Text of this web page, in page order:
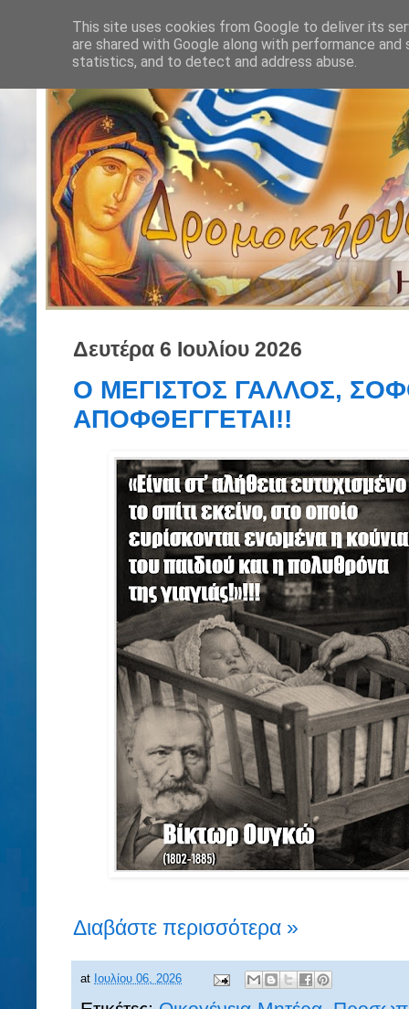
Δευτέρα 6 Ιουλίου 2026
Ο ΜΕΓΙΣΤΟΣ ΓΑΛΛΟΣ,
ΑΠΟΦΘΕΓΓΕΤΑΙ!!
Διαβάστε περισσότερα »
at Ιουλίου 06, 2026
This site uses cookies from Google to deliver its
are shared with Google along with performance
statistics, and to detect and address abuse.